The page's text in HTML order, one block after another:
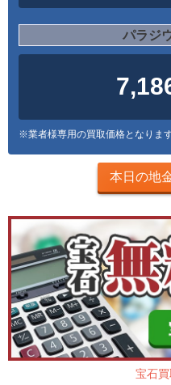
パラジ
※業者様専用の買取価格となります
本日の地
宝石